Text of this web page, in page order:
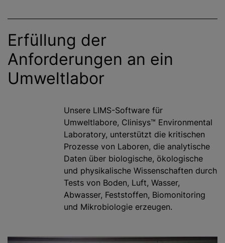
Erfüllung der
Anforderungen an ein
Umweltlabor
Unsere LIMS-Software für
Umweltlabore, Clinisys™ Environmental
Laboratory, unterstützt die kritischen
Prozesse von Laboren, die analytische
Daten über biologische, ökologische
und physikalische Wissenschaften durch
Tests von Boden, Luft, Wasser,
Abwasser, Feststoffen, Biomonitoring
und Mikrobiologie erzeugen.